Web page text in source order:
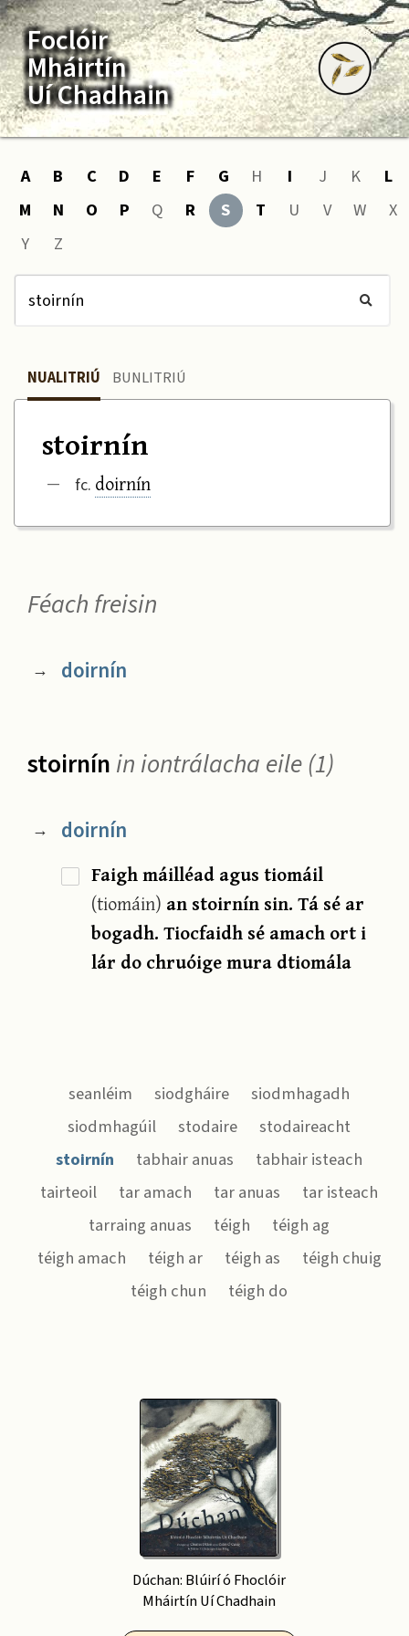
Foclóir
Mháirtín
Uí Chadhain
A B C D E F G H I J K
L
M
N O P Q R S T U V W
X
Y
Z
NUALITRIÚ BUNLITRIÚ
stoirnín
— fc. doirnín
Féach freisin
→ doirnín
stoirnín in iontrálacha eile (1)
→ doirnín
Faigh máilléad agus tiomáil
(tiomáin) an stoirnín sin. Tá sé ar
bogadh. Tiocfaidh sé amach ort i
lár do chruóige mura dtiomála
seanléim siodgháire
siodmhagadh
siodmhagúil
stodaire
stodaireacht
stoirnín
tabhair anuas
tabhair isteach
tairteoil
tar amach tar anuas
tar isteach
tarraing anuas
téigh
téigh ag
téigh amach
téigh ar téigh as
téigh chuig
téigh chun
téigh do
Dúchan: Blúirí ó Fhoclóir
Mháirtín Uí Chadhain